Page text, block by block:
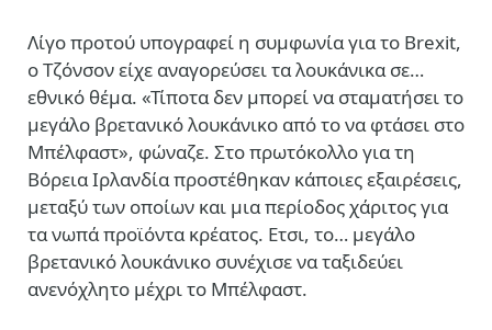
Λίγο προτού υπογραφεί η συμφωνία για το Brexit,
ο Τζόνσον είχε αναγορεύσει τα λουκάνικα σε…
εθνικό θέμα. «Τίποτα δεν μπορεί να σταματήσει το
μεγάλο βρετανικό λουκάνικο από το να φτάσει στο
Μπέλφαστ», φώναζε. Στο πρωτόκολλο για τη
Βόρεια Ιρλανδία προστέθηκαν κάποιες εξαιρέσεις,
μεταξύ των οποίων και μια περίοδος χάριτος για
τα νωπά προϊόντα κρέατος. Ετσι, το… μεγάλο
βρετανικό λουκάνικο συνέχισε να ταξιδεύει
ανενόχλητο μέχρι το Μπέλφαστ.